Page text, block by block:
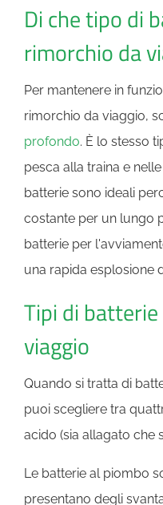
Di che tipo di
rimorchio da
Per mantenere in
rimorchio da viaggio,
profondo. È lo stesso
pesca alla traina e
batterie sono ideali
costante per un lungo
batterie per
una rapida esplosione
Tipi di
viaggio
Quando si tratta di
puoi scegliere tra
acido (sia allagato che
Le batterie al piombo
presentano degli